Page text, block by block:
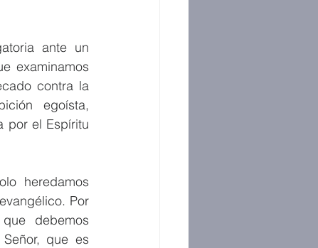
ante un
examinamos
contra la
egoísta,
por el Espíritu
heredamos
Por
debemos
que es